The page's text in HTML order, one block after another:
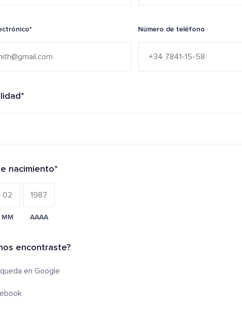
Número de teléfono
nacimiento*
MM AAAA
encontraste?
en Google